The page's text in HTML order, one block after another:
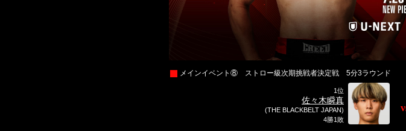
メインイベント⑧ ストロー級次期挑戦者決定戦 5分3ラウンド
1位
佐々木瞬真
(THE BLACKBELT JAPAN)
4勝1敗